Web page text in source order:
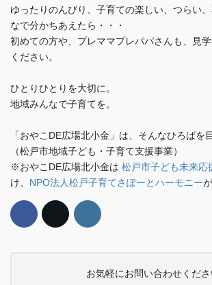
ゆったりのんびり、子育ての楽しい、つらい
なで分かちあえたら・・・
初めての方や、プレママプレパパさんも、見
ください。
ひとりひとりを大切に。
地域みんなで子育てを。
「おやこDE広場北小金」は、そんなひろばを
（松戸市地域子ども・子育て支援事業）
※おやこDE広場北小金は 松戸市子ども未来応
け、 NPO法人松戸子育てさぽーとハーモニー
お気軽にお問い合わせくだ